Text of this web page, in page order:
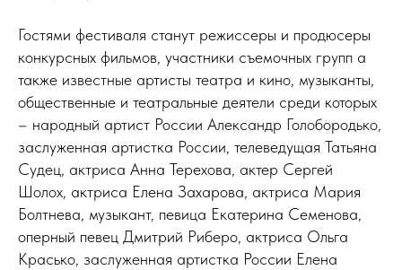
Гостями фестиваля станут режиссеры и продюсеры
конкурсных фильмов, участники съемочных групп а
также известные артисты театра и кино, музыканты,
общественные и театральные деятели среди которых
– народный артист России Александр Голобородько,
заслуженная артистка России, телеведущая Татьяна
Судец, актриса Анна Терехова, актер Сергей
Шолох, актриса Елена Захарова, актриса Мария
Болтнева, музыкант, певица Екатерина Семенова,
оперный певец Дмитрий Риберо, актриса Ольга
Красько, заслуженная артистка России Елена